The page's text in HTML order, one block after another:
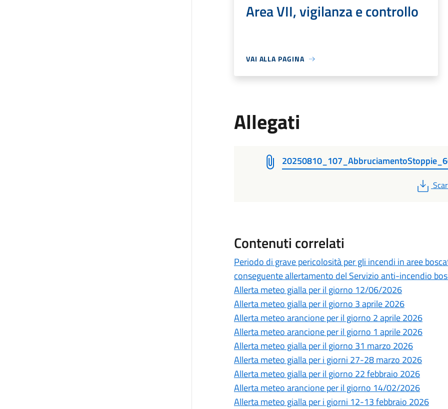
Area VII, vigilanza e controllo
VAI ALLA PAGINA
Allegati
PDF
Contenuti correlati
Periodo di grave pericolosità per gli incendi in aree
conseguente allertamento del Servizio anti-incendio
Allerta meteo gialla per il giorno 12/06/2026
Allerta meteo gialla per il giorno 3 aprile 2026
Allerta meteo arancione per il giorno 2 aprile 2026
Allerta meteo arancione per il giorno 1 aprile 2026
Allerta meteo gialla per il giorno 31 marzo 2026
Allerta meteo gialla per i giorni 27-28 marzo 2026
Allerta meteo gialla per il giorno 22 febbraio 2026
Allerta meteo arancione per il giorno 14/02/2026
Allerta meteo gialla per i giorni 12-13 febbraio 2026